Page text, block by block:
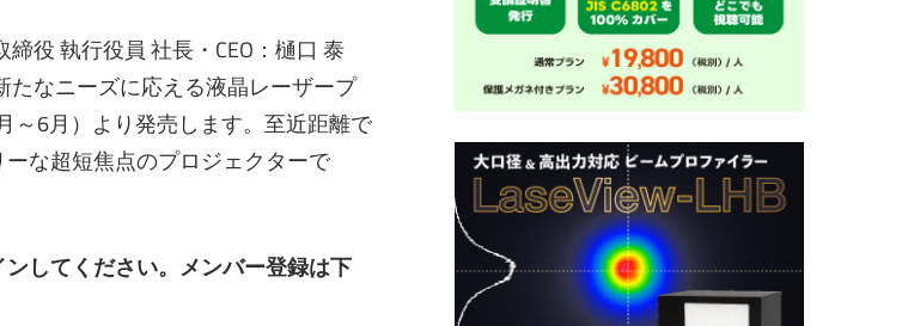
役 執行役員 社長・CEO：樋口 泰
なニーズに応える液晶レーザープ
～6月）より発売します。至近距離で
な超短焦点のプロジェクターで
してください。メンバー登録は下